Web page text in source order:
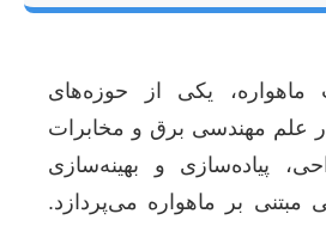
ماهواره، یکی از حوزه‌های
علم مهندسی برق و مخابرات
پیاده‌سازی و بهینه‌سازی
مبتنی بر ماهواره می‌پردازد.